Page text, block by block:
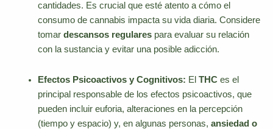
cantidades. Es crucial que esté atento a cómo el
consumo de cannabis impacta su vida diaria. Considere
tomar descansos regularespara evaluar su relación
con la sustancia y evitar una posible adicción.
Efectos Psicoactivos y Cognitivos: El THCes el
principal responsable de los efectos psicoactivos, que
pueden incluir euforia, alteraciones en la percepción
(tiempo y espacio) y, en algunas personas, ansiedad o